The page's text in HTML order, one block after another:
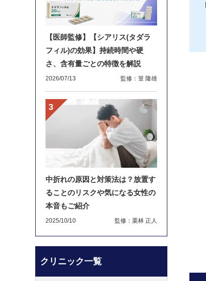
【医師監修】【シアリス(タダラ
フィル)の効果】持続時間や硬
さ、含有量ごとの特徴を解説
2026/07/13 監修：篁 隆雄
中折れの原因と対策法は？放置す
ることのリスクや気になる女性の
本音もご紹介
2025/10/10 監修：栗林 正人
クリニック一覧